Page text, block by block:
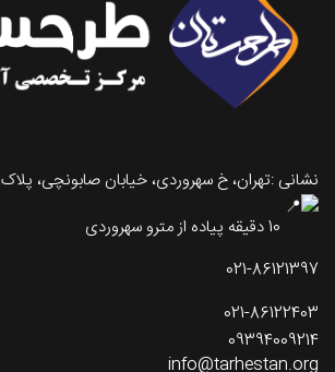
نشانی :تهران، خ سهروردی، خیابان صابونچی، پلاک58، طبقه 2
021-86121397
021-86122403
09394009214
info@tarhestan.org